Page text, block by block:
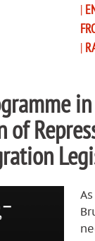
|
|
of